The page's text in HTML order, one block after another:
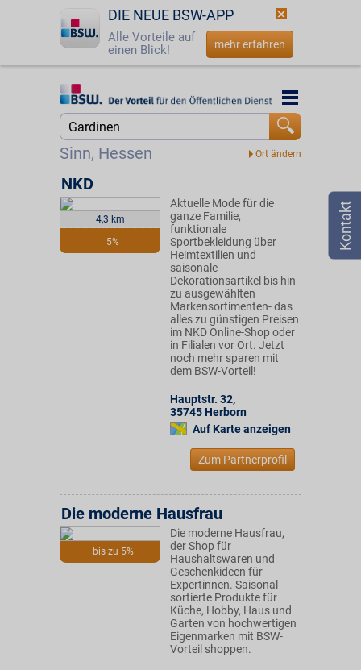
DIE NEUE BSW-APP
Alle Vorteile auf
einen Blick!
mehr erfahren
Startseite
☎ 0800 - 279 25 82
Sinn, Hessen
Startseite
4,3 km
5%
NKD
Aktuelle Mode für die
ganze Familie,
funktionale
Sportbekleidung über
Heimtextilien und
saisonale
Dekorationsartikel bis hin
zu ausgewählten
Markensortimenten- das
alles zu günstigen Preisen
im NKD Online-Shop oder
in Filialen vor Ort. Jetzt
noch mehr sparen mit
dem BSW-Vorteil!
Hauptstr. 32,
35745 Herborn
Auf Karte anzeigen
Zum Partnerprofil
bis zu 5%
Die moderne Hausfrau
Die moderne Hausfrau,
der Shop für
Haushaltswaren und
Geschenkideen für
Expertinnen. Saisonal
sortierte Produkte für
Küche, Hobby, Haus und
Garten von hochwertigen
Eigenmarken mit BSW-
Vorteil shoppen.